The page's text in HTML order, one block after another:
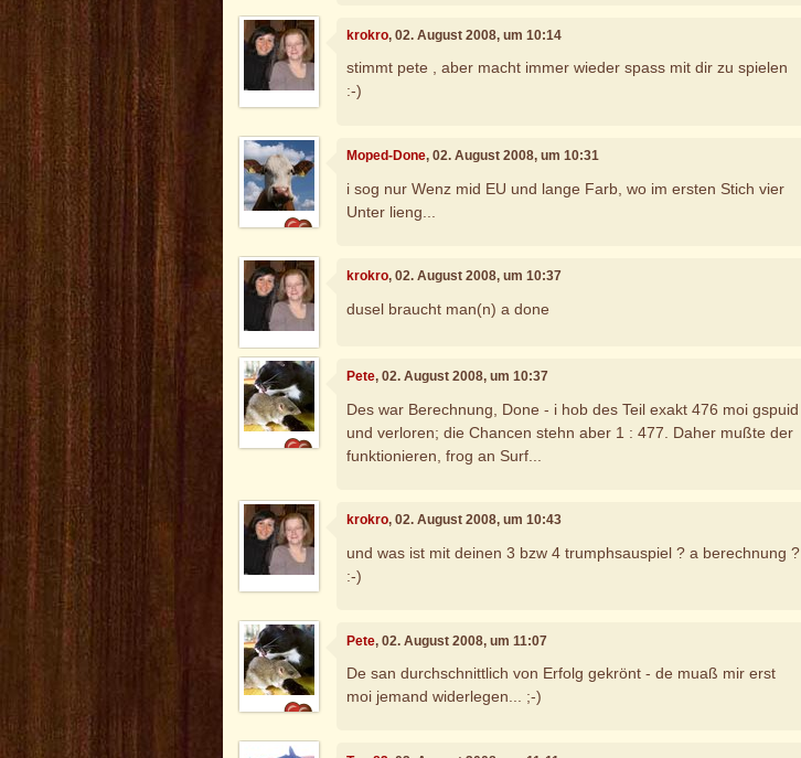
krokro, 02. August 2008, um 10:14
stimmt pete , aber macht immer wieder spass mit dir zu spielen
:-)
Moped-Done, 02. August 2008, um 10:31
i sog nur Wenz mid EU und lange Farb, wo im ersten Stich vier
Unter lieng...
krokro, 02. August 2008, um 10:37
dusel braucht man(n) a done
Pete, 02. August 2008, um 10:37
Des war Berechnung, Done - i hob des Teil exakt 476 moi gspuid
und verloren; die Chancen stehn aber 1 : 477. Daher mußte der
funktionieren, frog an Surf...
krokro, 02. August 2008, um 10:43
und was ist mit deinen 3 bzw 4 trumphsauspiel ? a berechnung ?
:-)
Pete, 02. August 2008, um 11:07
De san durchschnittlich von Erfolg gekrönt - de muaß mir erst
moi jemand widerlegen... ;-)